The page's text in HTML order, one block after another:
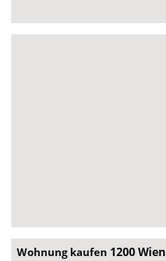
Wohnung kaufen 1200 Wien